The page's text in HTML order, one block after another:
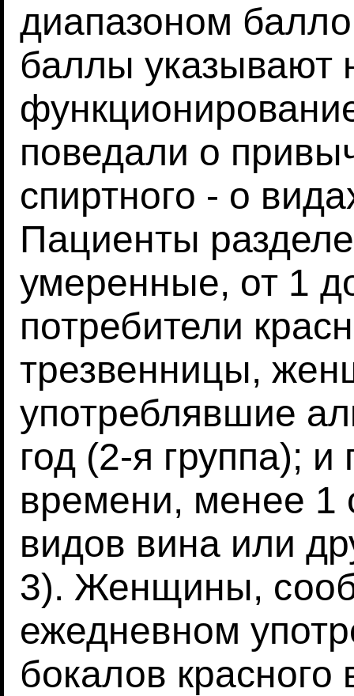
диапазоном
баллы указывают
поведали о
спиртного - о
Пациенты
умеренные, от 1
потребители
трезвенницы,
употреблявшие
год (2-я группа);
времени, менее 1
видов вина или
3). Женщины,
ежедневном
бокалов